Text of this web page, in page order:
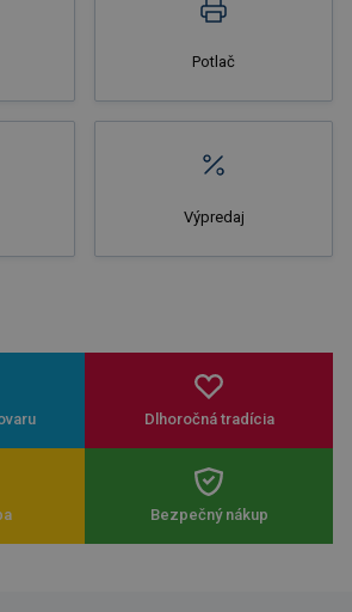
Potlač
Výpredaj
Dlhoročná tradícia
Bezpečný nákup